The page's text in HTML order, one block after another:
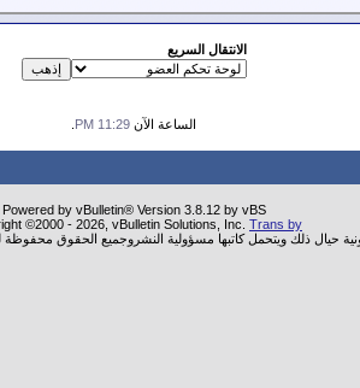
الانتقال السريع
الساعة الآن 11:29 PM
Powered by vBulletin® Version 3.8.12 by vBS
©2000 - 2026, vBulletin Solutions, Inc. Trans by
حيال ذلك ويتحمل كاتبها مسؤولية النشروجميع الحقوق